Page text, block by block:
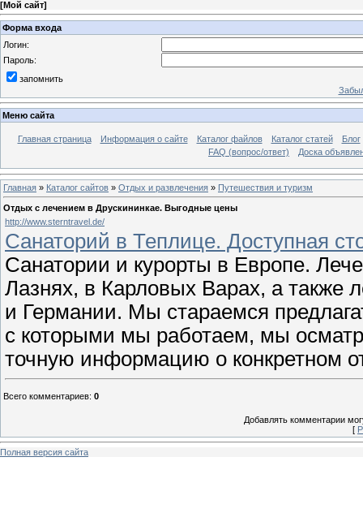
[Мой сайт]
Форма входа
Логин:
Пароль:
запомнить
Меню сайта
Главная страница Информация о сайте Каталог файлов Каталог статей
Блог
FAQ (вопрос/ответ)
Доска
Главная » Каталог сайтов » Отдых и развлечения » Путешествия и туризм
Отдых с лечением в Друскининкае. Выгодные цены
http://www.sterntravel.de/
Санаторий в Теплице. Доступная
Санатории и курорты в Европе.
Лазнях, в Карловых Варах, а также
и Германии. Мы стараемся
с которыми мы работаем, мы
точную информацию о конкретном
Всего комментариев: 0
Добавлять комментарии
[
Полная версия сайта